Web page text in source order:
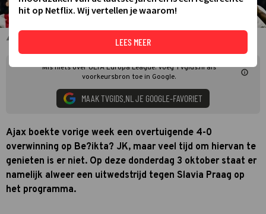
Wout Weghorst met ploeggenoten Ajax
Mis niets over UEFA Europa League. Voeg TVgids.nl als
voorkeursbron toe in Google.
MAAK TVGIDS.NL JE GOOGLE-FAVORIET
Ajax boekte vorige week een overtuigende 4-0
overwinning op Be?ikta? JK, maar veel tijd om hiervan te
genieten is er niet. Op deze donderdag 3 oktober staat er
namelijk alweer een uitwedstrijd tegen Slavia Praag op
het programma.
hit op Netflix. Wij vertellen je waarom!
LEES MEER